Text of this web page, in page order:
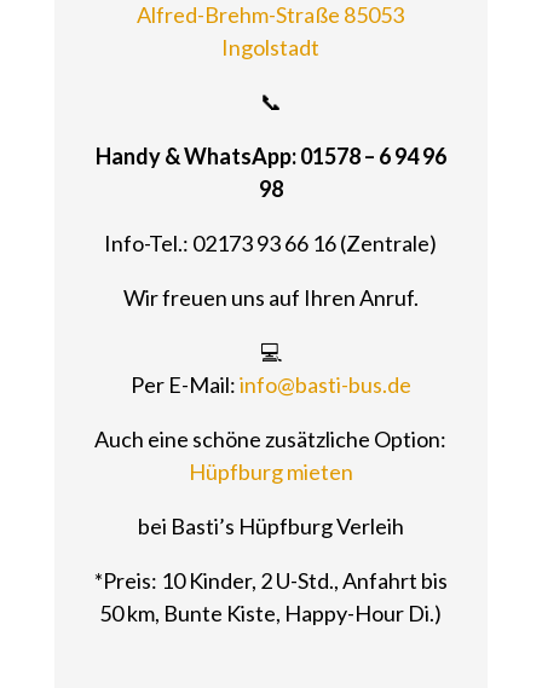
Alfred-Brehm-Straße 85053
Ingolstadt
📞
Handy & WhatsApp: 01578 – 6 94 96
98
Info-Tel.: 02173 93 66 16 (Zentrale)
Wir freuen uns auf Ihren Anruf.
💻
Per E-Mail:info@basti-bus.de
Auch eine schöne zusätzliche Option:
Hüpfburg mieten
bei Basti’s Hüpfburg Verleih
*Preis: 10 Kinder, 2 U-Std., Anfahrt bis
50 km, Bunte Kiste, Happy-Hour Di.)